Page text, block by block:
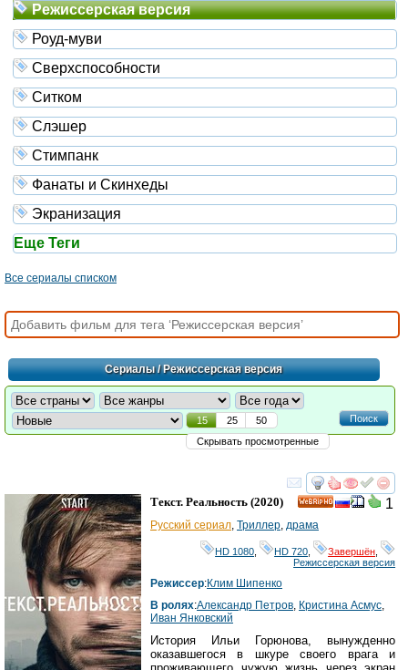
Режиссерская версия
Роуд-муви
Сверхспособности
Ситком
Слэшер
Стимпанк
Фанаты и Скинхеды
Экранизация
Еще Теги
Все сериалы списком
Сериалы/ Режиссерская версия
Поиск
15 25
50
Скрывать просмотренные
смотреть
1
Текст. Реальность (2020)
Русский сериал, Триллер, драма
HD 1080 HD 720 Завершён
Режиссерская версия
Режиссер:Клим Шипенко
В ролях:Александр Петров, Кристина Асмус,
Иван Янковский
История Ильи Горюнова, вынужденно
оказавшегося в шкуре своего врага и